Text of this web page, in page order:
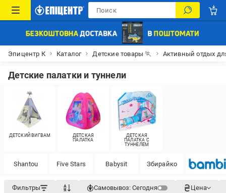
Эпицентр К Каталог Детские товары 🏃 Активный отдых
Детские палатки и туннели
ДЕТСКИЙ ВИГВАМ
ДЕТСКАЯ
ПАЛАТКА
ДЕТСКАЯ
ПАЛАТКА С
ТУННЕЛЕМ
Shantou Five Stars Babysit Збирайко
Фильтры Самовывоз: Сегодня Цена